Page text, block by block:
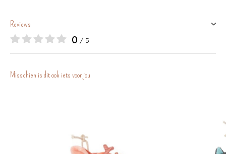
Reviews
0 / 5
Misschien is dit ook iets voor jou